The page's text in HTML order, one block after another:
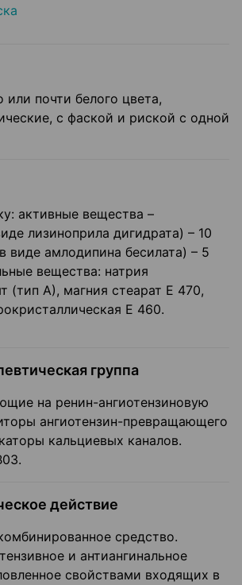
или почти белого цвета,
с фаской и риской с одной
активные вещества –
лизиноприла дигидрата) – 10
виде амлодипина бесилата) – 5
вещества: натрия
(тип А), магния стеарат Е 470,
Е 460.
группа
на ренин-ангиотензиновую
ангиотензин-превращающего
кальциевых каналов.
действие
средство.
и антиангинальное
свойствами входящих в